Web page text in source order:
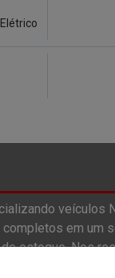
em
estoque. Nos